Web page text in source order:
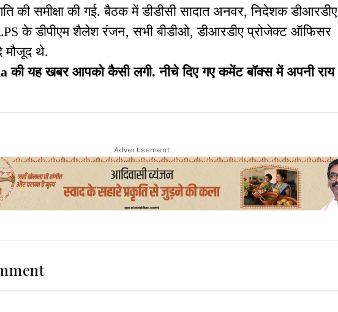
की समीक्षा की गई. बैठक में डीडीसी सादात अनवर, निदेशक डीआरडीए
के डीपीएम शैलेश रंजन, सभी बीडीओ, डीआरडीए प्रोजेक्ट ऑफिसर
मौजूद थे.
की यह खबर आपको कैसी लगी. नीचे दिए गए कमेंट बॉक्स में अपनी राय
Advertisement